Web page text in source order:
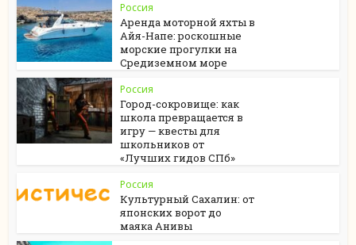
Россия
Аренда моторной яхты в
Айя-Напе: роскошные
морские прогулки на
Средиземном море
Россия
Город-сокровище: как
школа превращается в
игру — квесты для
школьников от
«Лучших гидов СПб»
Россия
Культурный Сахалин: от
японских ворот до
маяка Анивы